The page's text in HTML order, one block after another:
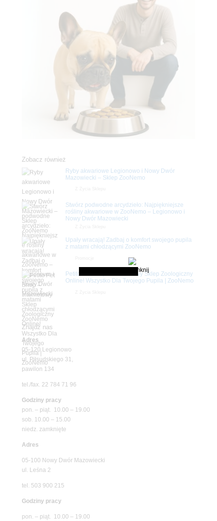
Zobacz również
Ryby akwariowe Legionowo i Nowy Dwór
Mazowiecki – Sklep ZooNemo
Stwórz podwodne arcydzieło: Najpiękniejsze
rośliny akwariowe w ZooNemo – Legionowo i
Nowy Dwór Mazowiecki
Upały wracają! Zadbaj o komfort swojego pupila
z matami chłodzącymi ZooNemo
Petito Pet Shop – Internetowy Sklep Zoologiczny
Online! Wszystko Dla Twojego Pupila | ZooNemo
Znajdź nas
Adres
05-120 Legionowo
ul. Piłsudskiego 31,
pawilon 134
tel./fax. 22 784 71 96
Godziny pracy
pon. – piąt. 10.00 – 19.00
sob. 10.00 – 15.00
niedz. zamknięte
Adres
05-100 Nowy Dwór Mazowiecki
ul. Leśna 2
tel. 503 900 215
Godziny pracy
pon. – piąt. 10.00 – 19.00